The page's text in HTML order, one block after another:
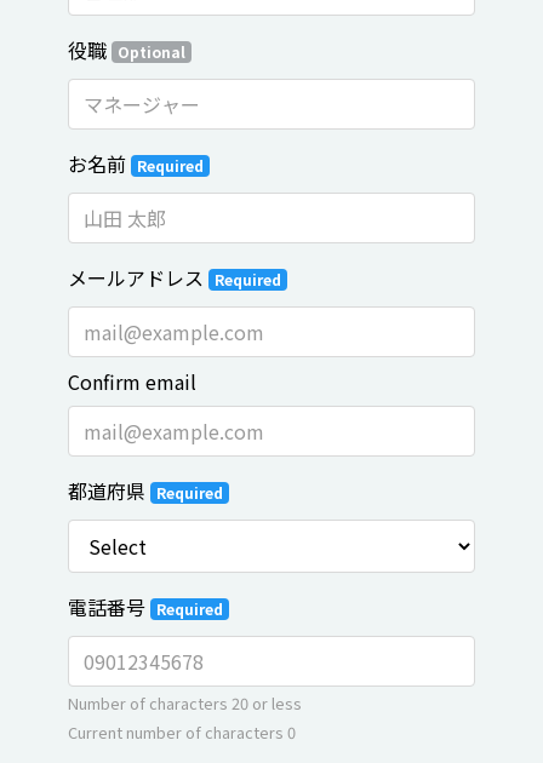
役職 Optional
お名前 Required
メールアドレス Required
Confirm email
都道府県 Required
電話番号 Required
Number of characters 20 or less
Current number of characters 0